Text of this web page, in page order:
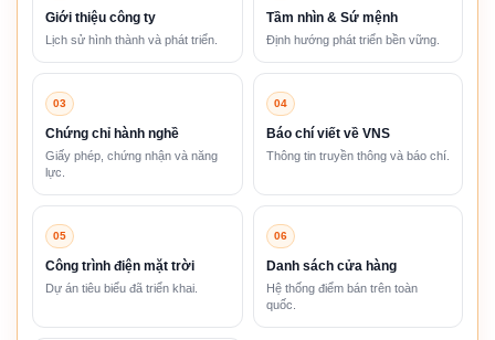
Giới thiệu công ty
Lịch sử hình thành và phát triển.
Tầm nhìn & Sứ mệnh
Định hướng phát triển bền vững.
03
Chứng chỉ hành nghề
Giấy phép, chứng nhận và năng
lực.
04
Báo chí viết về VNS
Thông tin truyền thông và báo chí.
05
Công trình điện mặt trời
Dự án tiêu biểu đã triển khai.
06
Danh sách cửa hàng
Hệ thống điểm bán trên toàn
quốc.